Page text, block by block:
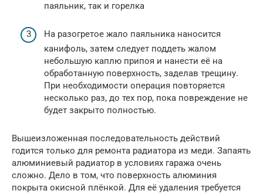
паяльник, так и горелка
На разогретое жало паяльника наносится
канифоль, затем следует поддеть жалом
небольшую каплю припоя и нанести её на
обработанную поверхность, заделав трещину.
При необходимости операция повторяется
несколько раз, до тех пор, пока повреждение не
будет закрыто полностью.
Вышеизложенная последовательность действий
годится только для ремонта радиатора из меди. Запаять
алюминиевый радиатор в условиях гаража очень
сложно. Дело в том, что поверхность алюминия
покрыта окисной плёнкой. Для её удаления требуется